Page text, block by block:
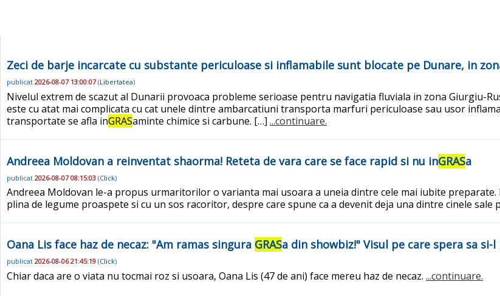
Zeci de barje incarcate cu substante periculoase si inflamabile sunt blocate pe Dunare, in
publicat 2026-08-07 13:00:07(Libertatea)
Nivelul extrem de scazut al Dunarii provoaca probleme serioase pentru navigatia fluviala in zona Giurgiu-
este cu atat mai complicata cu cat unele dintre ambarcatiuni transporta marfuri periculoase sau usor
transportate se afla inGRASaminte chimice si carbune. […] ...continuare.
Andreea Moldovan a reinventat shaorma! Reteta de vara care se face rapid si nu inGRASa
publicat 2026-08-07 08:15:03 (Click)
Andreea Moldovan le-a propus urmaritorilor o varianta mai usoara a uneia dintre cele mai iubite
plina de legume proaspete si cu un sos racoritor, despre care spune ca a devenit deja una dintre cinele sale
Oana Lis face haz de necaz: "Am ramas singura GRASa din showbiz!" Visul pe care spera sa si-
publicat 2026-08-06 21:45:19 (Click)
Chiar daca are o viata nu tocmai roz si usoara, Oana Lis (47 de ani) face mereu haz de necaz. ...continuare.